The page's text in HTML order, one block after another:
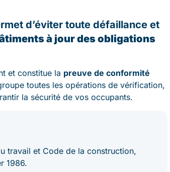
d’éviter toute défaillance et
à jour des obligations
et constitue la preuve de conformité
toutes les opérations de vérification,
la sécurité de vos occupants.
travail et Code de la construction,
1986.